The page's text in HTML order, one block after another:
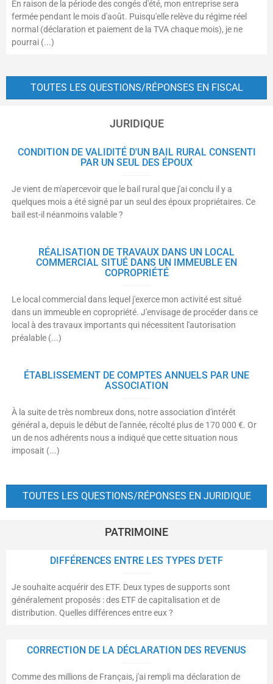
En raison de la période des congés d'été, mon entreprise sera
fermée pendant le mois d'août. Puisqu'elle relève du régime réel
normal (déclaration et paiement de la TVA chaque mois), je ne
pourrai (...)
TOUTES LES QUESTIONS/RÉPONSES EN FISCAL
JURIDIQUE
CONDITION DE VALIDITÉ D'UN BAIL RURAL CONSENTI
PAR UN SEUL DES ÉPOUX
Je vient de m'apercevoir que le bail rural que j'ai conclu il y a
quelques mois a été signé par un seul des époux propriétaires. Ce
bail est-il néanmoins valable ?
RÉALISATION DE TRAVAUX DANS UN LOCAL
COMMERCIAL SITUÉ DANS UN IMMEUBLE EN
COPROPRIÉTÉ
Le local commercial dans lequel j'exerce mon activité est situé
dans un immeuble en copropriété. J'envisage de procéder dans ce
local à des travaux importants qui nécessitent l'autorisation
préalable (...)
ÉTABLISSEMENT DE COMPTES ANNUELS PAR UNE
ASSOCIATION
À la suite de très nombreux dons, notre association d'intérêt
général a, depuis le début de l'année, récolté plus de 170 000 €. Or
un de nos adhérents nous a indiqué que cette situation nous
imposait (...)
TOUTES LES QUESTIONS/RÉPONSES EN JURIDIQUE
PATRIMOINE
DIFFÉRENCES ENTRE LES TYPES D'ETF
Je souhaite acquérir des ETF. Deux types de supports sont
généralement proposés : des ETF de capitalisation et de
distribution. Quelles différences entre eux ?
CORRECTION DE LA DÉCLARATION DES REVENUS
Comme des millions de Français, j'ai rempli ma déclaration de